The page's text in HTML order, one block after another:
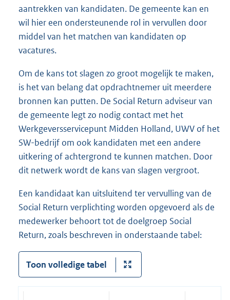
aantrekken van kandidaten. De gemeente kan en
wil hier een ondersteunende rol in vervullen door
middel van het matchen van kandidaten op
vacatures.
Om de kans tot slagen zo groot mogelijk te maken,
is het van belang dat opdrachtnemer uit meerdere
bronnen kan putten. De Social Return adviseur van
de gemeente legt zo nodig contact met het
Werkgeversservicepunt Midden Holland, UWV of het
SW-bedrijf om ook kandidaten met een andere
uitkering of achtergrond te kunnen matchen. Door
dit netwerk wordt de kans van slagen vergroot.
Een kandidaat kan uitsluitend ter vervulling van de
Social Return verplichting worden opgevoerd als de
medewerker behoort tot de doelgroep Social
Return, zoals beschreven in onderstaande tabel:
Toon volledige tabel